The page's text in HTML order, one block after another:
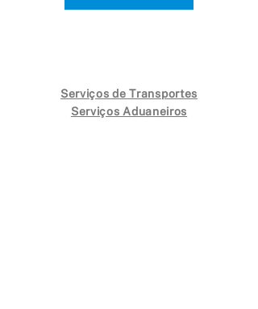
Serviços de Transportes
Serviços Aduaneiros